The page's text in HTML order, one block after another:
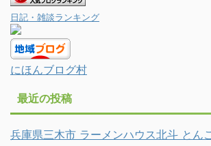
日記・雑談ランキング
にほんブログ村
最近の投稿
兵庫県三木市 ラーメンハウス北斗 とん